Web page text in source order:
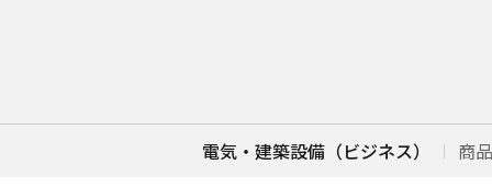
電気・建築設備（ビジネス） 商